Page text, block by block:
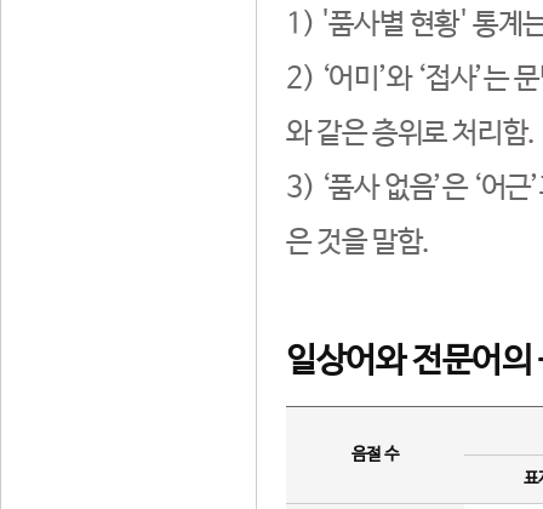
1) '품사별 현황' 통계
2) ‘어미’와 ‘접사’는
와 같은 층위로 처리함.
3) ‘품사 없음’은 ‘어
은 것을 말함.
일상어와 전문어의
음절 수
표